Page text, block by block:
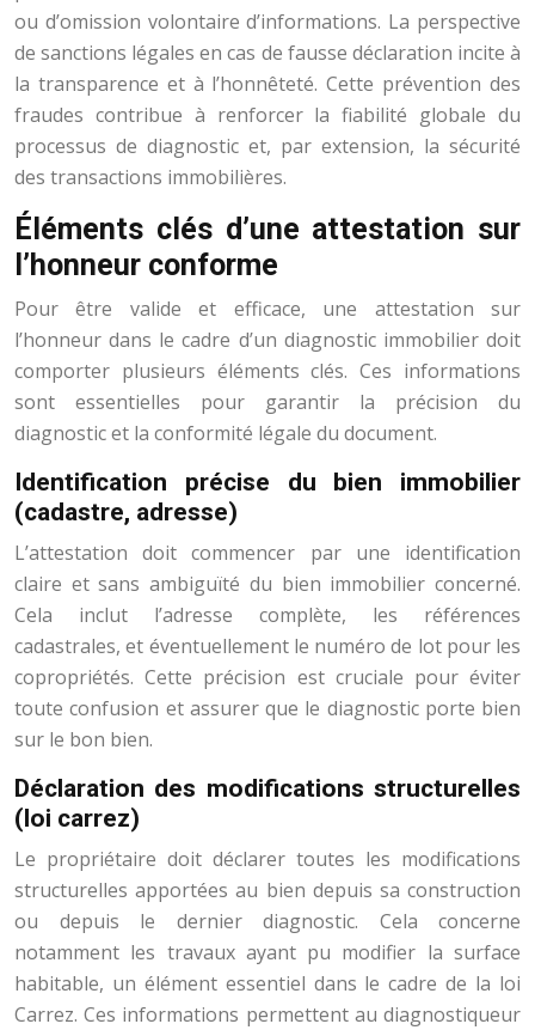
ou d’omission volontaire d’informations. La perspective
de sanctions légales en cas de fausse déclaration incite à
la transparence et à l’honnêteté. Cette prévention des
fraudes contribue à renforcer la fiabilité globale du
processus de diagnostic et, par extension, la sécurité
des transactions immobilières.
Éléments clés d’une attestation sur
l’honneur conforme
Pour être valide et efficace, une attestation sur
l’honneur dans le cadre d’un diagnostic immobilier doit
comporter plusieurs éléments clés. Ces informations
sont essentielles pour garantir la précision du
diagnostic et la conformité légale du document.
Identification précise du bien immobilier
(cadastre, adresse)
L’attestation doit commencer par une identification
claire et sans ambiguïté du bien immobilier concerné.
Cela inclut l’adresse complète, les références
cadastrales, et éventuellement le numéro de lot pour les
copropriétés. Cette précision est cruciale pour éviter
toute confusion et assurer que le diagnostic porte bien
sur le bon bien.
Déclaration des modifications structurelles
(loi carrez)
Le propriétaire doit déclarer toutes les modifications
structurelles apportées au bien depuis sa construction
ou depuis le dernier diagnostic. Cela concerne
notamment les travaux ayant pu modifier la surface
habitable, un élément essentiel dans le cadre de la loi
Carrez. Ces informations permettent au diagnostiqueur